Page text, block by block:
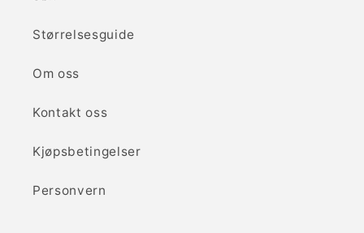
Størrelsesguide
Om oss
Kontakt oss
Kjøpsbetingelser
Personvern